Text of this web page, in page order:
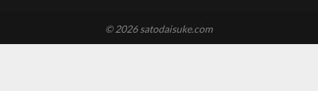
© 2026 satodaisuke.com